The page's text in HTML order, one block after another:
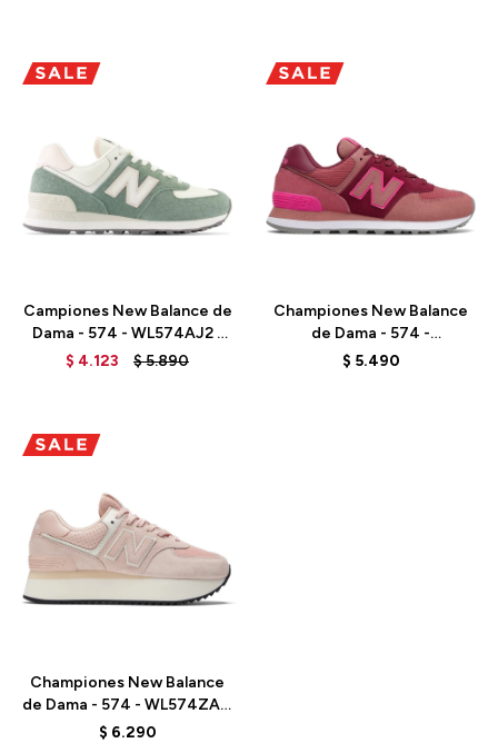
Campiones New Balance de
Dama - 574 - WL574AJ2 -
DARK JUNIPER
$ 4.123 $5.890
Championes New Balance
de Dama - 574 -
WL574WH2 - BURGUNDY
$ 5.490
Championes New Balance
de Dama - 574 - WL574ZAC
- ALPHA PINK
$ 6.290